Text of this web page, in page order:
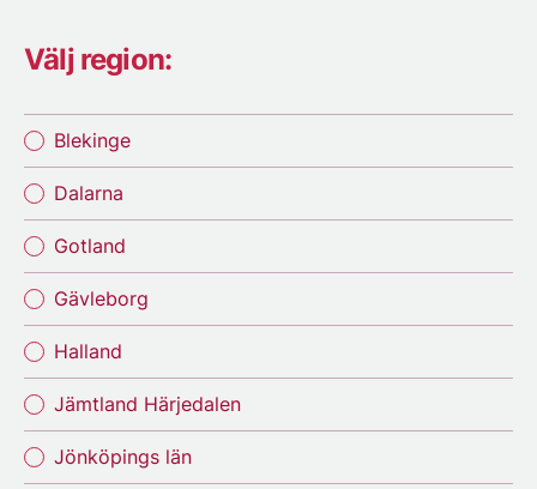
Välj region:
Blekinge
Dalarna
Gotland
Gävleborg
Halland
Jämtland Härjedalen
Jönköpings län